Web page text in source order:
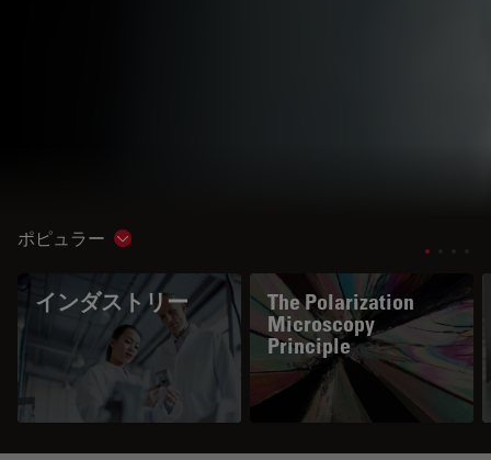
ポピュラー Show subnavigation
インダストリー
The Polarization
Microscopy
Principle